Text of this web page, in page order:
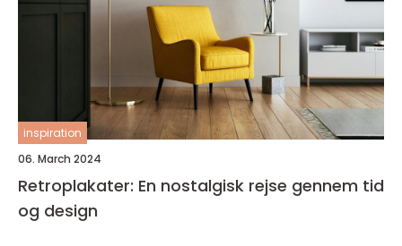
inspiration
06. March 2024
Retroplakater: En nostalgisk rejse gennem tid
og design